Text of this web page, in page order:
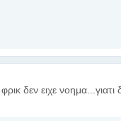
δεν ειχε νοημα...γιατι